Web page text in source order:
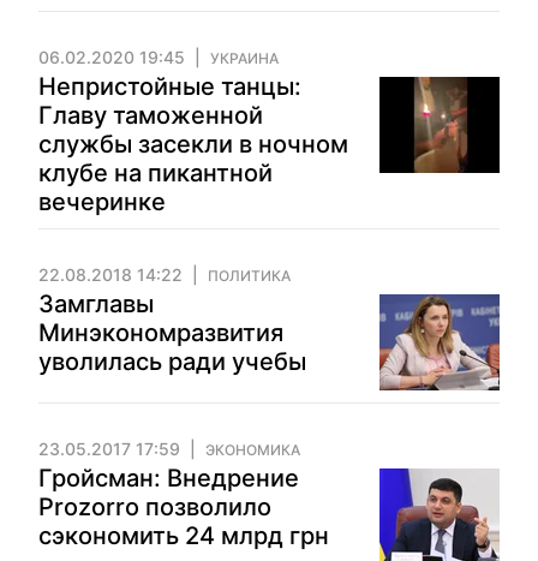
06.02.2020 19:45 УКРАИНА
Непристойные танцы:
Главу таможенной
службы засекли в ночном
клубе на пикантной
вечеринке
22.08.2018 14:22 ПОЛИТИКА
Замглавы
Минэкономразвития
уволилась ради учебы
23.05.2017 17:59 ЭКОНОМИКА
Гройсман: Внедрение
Prozorro позволило
сэкономить 24 млрд грн